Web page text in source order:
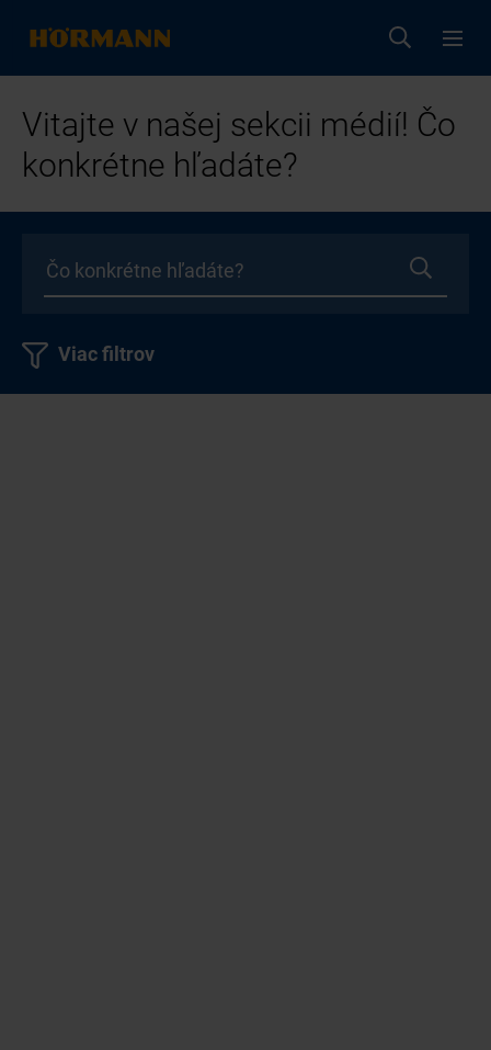
Vitajte v našej sekcii médií! Čo
konkrétne hľadáte?
Viac filtrov